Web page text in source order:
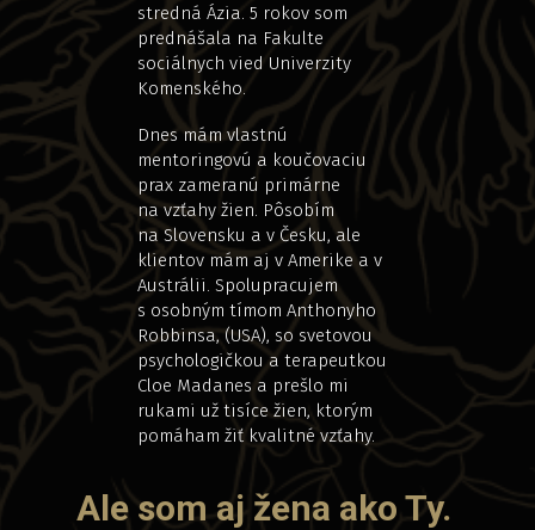
stredná Ázia. 5 rokov som
prednášala na Fakulte
sociálnych vied Univerzity
Komenského.
Dnes mám vlastnú
mentoringovú a koučovaciu
prax zameranú primárne
na vzťahy žien. Pôsobím
na Slovensku a v Česku, ale
klientov mám aj v Amerike a v
Austrálii. Spolupracujem
s osobným tímom Anthonyho
Robbinsa, (USA), so svetovou
psychologičkou a terapeutkou
Cloe Madanes a prešlo mi
rukami už tisíce žien, ktorým
pomáham žiť kvalitné vzťahy.
Ale som aj žena ako Ty.